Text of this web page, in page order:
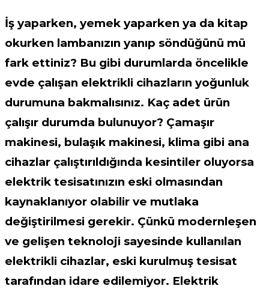
İş yaparken, yemek yaparken ya da kitap
okurken lambanızın yanıp söndüğünü mü
fark ettiniz? Bu gibi durumlarda öncelikle
evde çalışan elektrikli cihazların yoğunluk
durumuna bakmalısınız. Kaç adet ürün
çalışır durumda bulunuyor? Çamaşır
makinesi, bulaşık makinesi, klima gibi ana
cihazlar çalıştırıldığında kesintiler oluyorsa
elektrik tesisatınızın eski olmasından
kaynaklanıyor olabilir ve mutlaka
değiştirilmesi gerekir. Çünkü modernleşen
ve gelişen teknoloji sayesinde kullanılan
elektrikli cihazlar, eski kurulmuş tesisat
tarafından idare edilemiyor. Elektrik